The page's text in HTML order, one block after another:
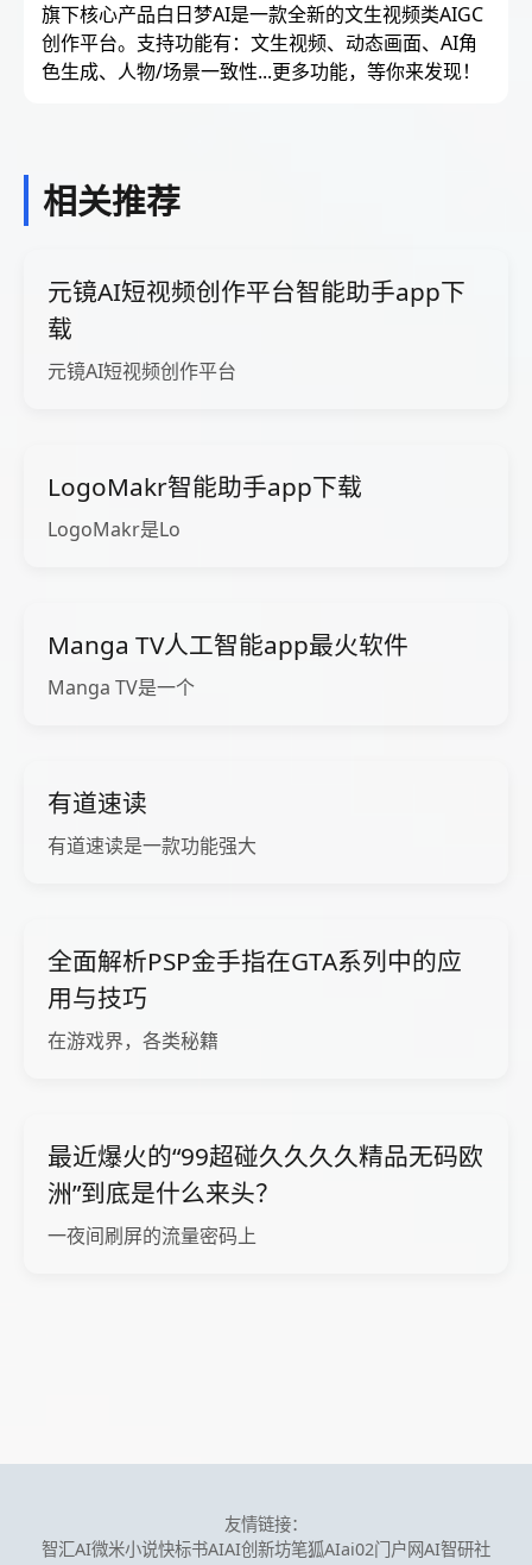
旗下核心产品白日梦AI是一款全新的文生视频类AIGC
创作平台。支持功能有：文生视频、动态画面、AI角
色生成、人物/场景一致性...更多功能，等你来发现！
相关推荐
元镜AI短视频创作平台智能助手app下
载
元镜AI短视频创作平台
LogoMakr智能助手app下载
LogoMakr是Lo
Manga TV人工智能app最火软件
Manga TV是一个
有道速读
有道速读是一款功能强大
全面解析PSP金手指在GTA系列中的应
用与技巧
在游戏界，各类秘籍
最近爆火的“99超碰久久久久精品无码欧
洲”到底是什么来头？
一夜间刷屏的流量密码上
友情链接：
智汇AI微米小说快标书AIAI创新坊笔狐AIai02门户网AI智研社